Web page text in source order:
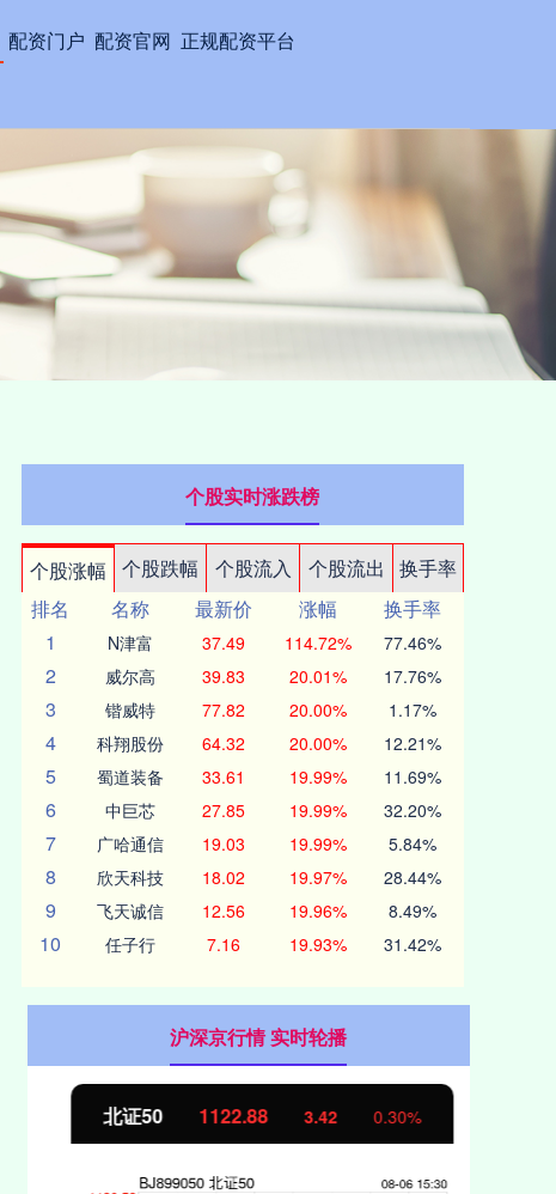
配资门户 配资官网 正规配资平台
个股实时涨跌榜
个股涨幅 个股跌幅 个股流入 个股流出
换手率
排名
名称 最新价 涨幅
换手率
1
N津富 37.49 114.72% 77.46%
2 威尔高 39.83 20.01% 17.76%
3 锴威特 77.82 20.00% 1.17%
4 科翔股份 64.32 20.00% 12.21%
5 蜀道装备 33.61 19.99% 11.69%
6 中巨芯 27.85 19.99% 32.20%
7 广哈通信 19.03 19.99% 5.84%
8 欣天科技 18.02 19.97% 28.44%
9 飞天诚信 12.56 19.96% 8.49%
10 任子行 7.16 19.93% 31.42%
沪深京行情 实时轮播
北证50 1122.88 3.42 0.30%